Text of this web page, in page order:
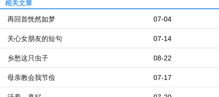
相关文章
07-04
再回首恍然如梦
07-14
关心女朋友的短句
08-22
乡愁这只虫子
07-17
母亲教会我节俭